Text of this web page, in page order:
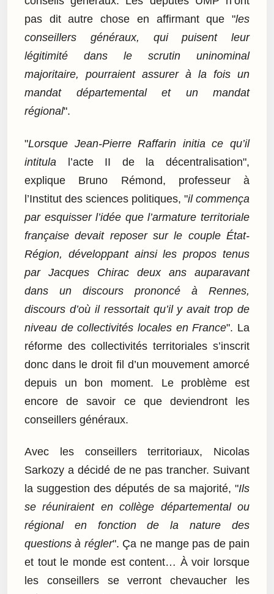
pas dit autre chose en affirmant que "les
conseillers généraux, qui puisent leur
légitimité dans le scrutin uninominal
majoritaire, pourraient assurer à la fois un
mandat départemental et un mandat
régional".
"Lorsque Jean-Pierre Raffarin initia ce qu’il
intitula l’acte II de la décentralisation",
explique Bruno Rémond, professeur à
l’Institut des sciences politiques, "il commença
par esquisser l’idée que l’armature territoriale
française devait reposer sur le couple État-
Région, développant ainsi les propos tenus
par Jacques Chirac deux ans auparavant
dans un discours prononcé à Rennes,
discours d’où il ressortait qu’il y avait trop de
niveau de collectivités locales en France". La
réforme des collectivités territoriales s’inscrit
donc dans le droit fil d’un mouvement amorcé
depuis un bon moment. Le problème est
encore de savoir ce que deviendront les
conseillers généraux.
Avec les conseillers territoriaux, Nicolas
Sarkozy a décidé de ne pas trancher. Suivant
la suggestion des députés de sa majorité, "Ils
se réuniraient en collège départemental ou
régional en fonction de la nature des
questions à régler". Ça ne mange pas de pain
et tout le monde est content… À voir lorsque
les conseillers se verront chevaucher les